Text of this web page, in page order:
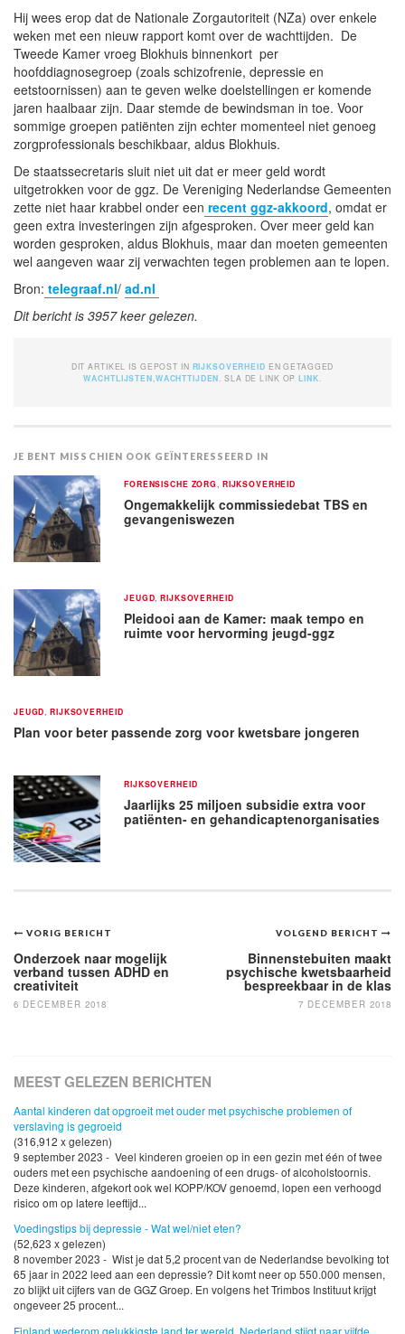
Hij wees erop dat de Nationale Zorgautoriteit (NZa) over enkele
weken met een nieuw rapport komt over de wachttijden. De
Tweede Kamer vroeg Blokhuis binnenkort per
hoofddiagnosegroep (zoals schizofrenie, depressie en
eetstoornissen) aan te geven welke doelstellingen er komende
jaren haalbaar zijn. Daar stemde de bewindsman in toe. Voor
sommige groepen patiënten zijn echter momenteel niet genoeg
zorgprofessionals beschikbaar, aldus Blokhuis.
De staatssecretaris sluit niet uit dat er meer geld wordt
uitgetrokken voor de ggz. De Vereniging Nederlandse Gemeenten
zette niet haar krabbel onder een recent ggz-akkoord, omdat er
geen extra investeringen zijn afgesproken. Over meer geld kan
worden gesproken, aldus Blokhuis, maar dan moeten gemeenten
wel aangeven waar zij verwachten tegen problemen aan te lopen.
Bron: telegraaf.nl/ ad.nl
Dit bericht is 3957 keer gelezen.
DIT ARTIKEL IS GEPOST IN RIJKSOVERHEID EN GETAGGED
WACHTLIJSTEN WACHTTIJDEN . SLA DE LINK OPLINK
JE BENT MISSCHIEN OOK GEÏNTERESSEERD IN
FORENSISCHE ZORG RIJKSOVERHEID
Ongemakkelijk commissiedebat TBS en
gevangeniswezen
JEUGD ,RIJKSOVERHEID
Pleidooi aan de Kamer: maak tempo en
ruimte voor hervorming jeugd-ggz
JEUGD ,RIJKSOVERHEID
Plan voor beter passende zorg voor kwetsbare jongeren
RIJKSOVERHEID
Jaarlijks 25 miljoen subsidie extra voor
patiënten- en gehandicaptenorganisaties
Bericht
navigatie
VOLGEND BERICHT
Binnenstebuiten maakt
psychische kwetsbaarheid
bespreekbaar in de klas
7 DECEMBER 2018
VORIG BERICHT
Onderzoek naar mogelijk
verband tussen ADHD en
creativiteit
6 DECEMBER 2018
MEEST GELEZEN BERICHTEN
Aantal kinderen dat opgroeit met ouder met psychische problemen of
verslaving is gegroeid
(316,912 x gelezen)
9 september 2023 - Veel kinderen groeien op in een gezin met één of twee
ouders met een psychische aandoening of een drugs- of alcoholstoornis.
Deze kinderen, afgekort ook wel KOPP/KOV genoemd, lopen een verhoogd
risico om op latere leeftijd...
Voedingstips bij depressie - Wat wel/niet eten?
(52,623 x gelezen)
8 november 2023 - Wist je dat 5,2 procent van de Nederlandse bevolking tot
65 jaar in 2022 leed aan een depressie? Dit komt neer op 550.000 mensen,
zo blijkt uit cijfers van de GGZ Groep. En volgens het Trimbos Instituut krijgt
ongeveer 25 procent...